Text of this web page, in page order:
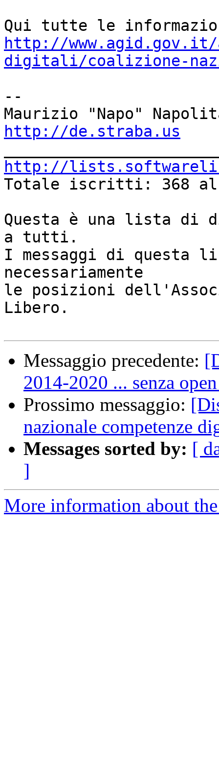
http://www.agid.gov.it/
digitali/coalizione-
--
http://de.straba.us
http://
Totale iscritti: 368 al
Questa è una lista di
a tutti.
I messaggi di questa
necessariamente
le posizioni
Libero.
Messaggio precedente:
2014-2020 ... senza
Prossimo messaggio:
nazionale competenze
Messages sorted by: [
]
More information about